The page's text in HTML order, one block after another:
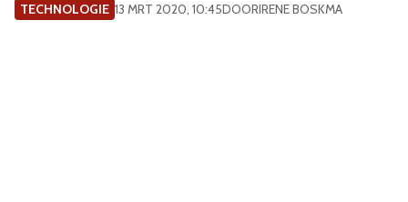
TECHNOLOGIE 13 MRT 2020, 10:45DOORIRENE BOSKMA